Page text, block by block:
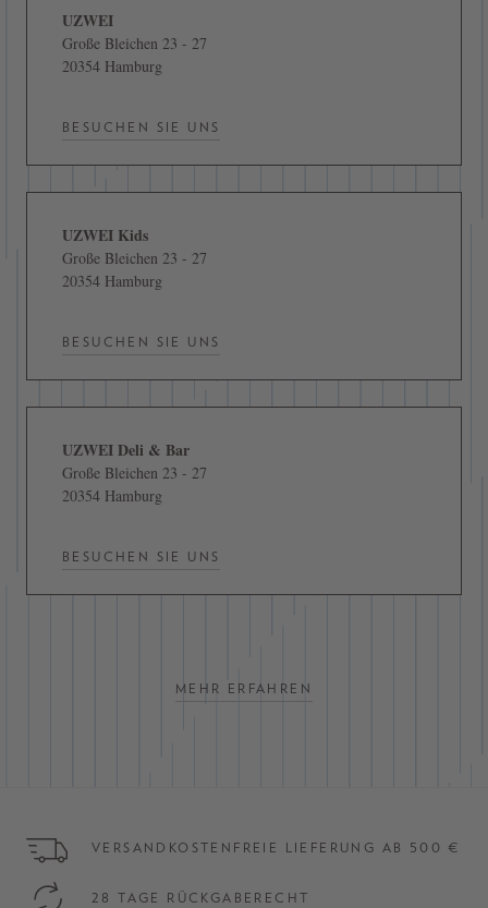
UZWEI
Große Bleichen 23 - 27
20354 Hamburg
BESUCHEN SIE UNS
UZWEI Kids
Große Bleichen 23 - 27
20354 Hamburg
BESUCHEN SIE UNS
UZWEI Deli & Bar
Große Bleichen 23 - 27
20354 Hamburg
BESUCHEN SIE UNS
MEHR ERFAHREN
VERSANDKOSTENFREIE LIEFERUNG AB 500 €
28 TAGE RÜCKGABERECHT